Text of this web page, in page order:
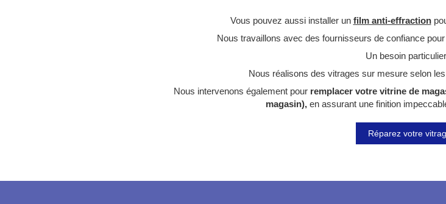
Vous pouvez aussi installer un film anti-effraction
Nous travaillons avec des fournisseurs de confiance
Un besoin
Nous réalisons des vitrages sur mesure selon
Nous intervenons également pourremplacer votre vitrine de
magasin),en assurant une finition
Réparez votre